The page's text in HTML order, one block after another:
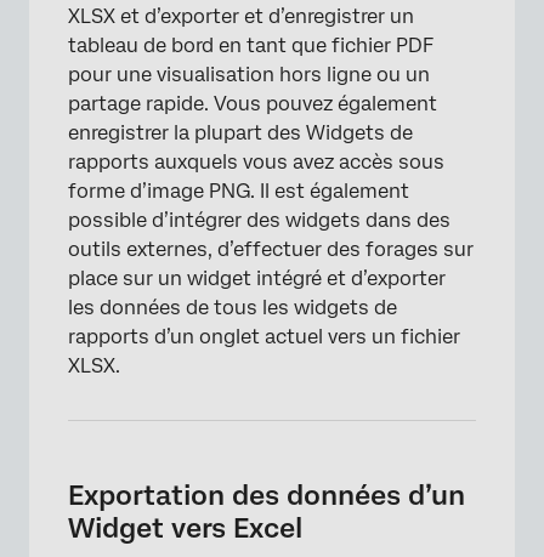
Intégrer des Widgets dans des outils
externes
Exportation de toutes les données des
onglets
Exportation d’un onglet au format PDF
XLSX et d’exporter et d’enregistrer un
tableau de bord en tant que fichier PDF
pour une visualisation hors ligne ou un
partage rapide. Vous pouvez également
enregistrer la plupart des Widgets de
rapports auxquels vous avez accès sous
forme d’image PNG. Il est également
possible d’intégrer des widgets dans des
outils externes, d’effectuer des forages sur
place sur un widget intégré et d’exporter
les données de tous les widgets de
rapports d’un onglet actuel vers un fichier
XLSX.
Exportation des données d’un
Widget vers Excel